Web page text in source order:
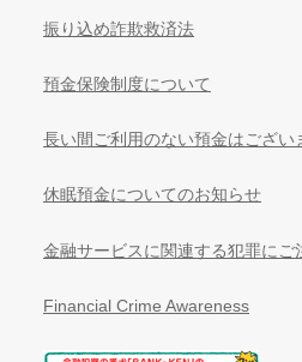
振り込め詐欺救済法
預金保険制度について
長い間ご利用のない預金はござい
休眠預金についてのお知らせ
金融サービスに関連する犯罪にご
Financial Crime Awareness